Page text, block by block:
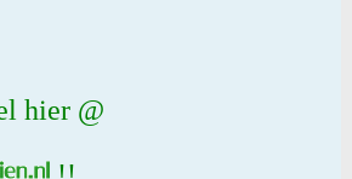
hier @